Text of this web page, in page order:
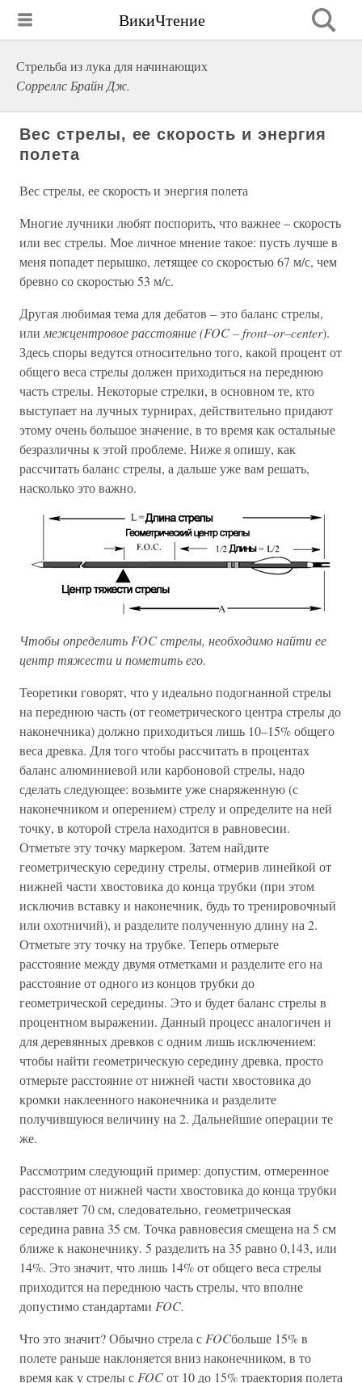
ВикиЧтение
Стрельба из лука для начинающих
Сорреллс Брайн Дж.
Вес стрелы, ее скорость и энергия
полета
Вес стрелы, ее скорость и энергия полета
Многие лучники любят поспорить, что важнее – скорость
или вес стрелы. Мое личное мнение такое: пусть лучше в
меня попадет перышко, летящее со скоростью 67 м/с, чем
бревно со скоростью 53 м/с.
Другая любимая тема для дебатов – это баланс стрелы,
или межцентровое расстояние (FOC – front–or–center).
Здесь споры ведутся относительно того, какой процент от
общего веса стрелы должен приходиться на переднюю
часть стрелы. Некоторые стрелки, в основном те, кто
выступает на лучных турнирах, действительно придают
этому очень большое значение, в то время как остальные
безразличны к этой проблеме. Ниже я опишу, как
рассчитать баланс стрелы, а дальше уже вам решать,
насколько это важно.
Чтобы определить FOC стрелы, необходимо найти ее
центр тяжести и пометить его.
Теоретики говорят, что у идеально подогнанной стрелы
на переднюю часть (от геометрического центра стрелы до
наконечника) должно приходиться лишь 10–15% общего
веса древка. Для того чтобы рассчитать в процентах
баланс алюминиевой или карбоновой стрелы, надо
сделать следующее: возьмите уже снаряженную (с
наконечником и оперением) стрелу и определите на ней
точку, в которой стрела находится в равновесии.
Отметьте эту точку маркером. Затем найдите
геометрическую середину стрелы, отмерив линейкой от
нижней части хвостовика до конца трубки (при этом
исключив вставку и наконечник, будь то тренировочный
или охотничий), и разделите полученную длину на 2.
Отметьте эту точку на трубке. Теперь отмерьте
расстояние между двумя отметками и разделите его на
расстояние от одного из концов трубки до
геометрической середины. Это и будет баланс стрелы в
процентном выражении. Данный процесс аналогичен и
для деревянных древков с одним лишь исключением:
чтобы найти геометрическую середину древка, просто
отмерьте расстояние от нижней части хвостовика до
кромки наклеенного наконечника и разделите
получившуюся величину на 2. Дальнейшие операции те
же.
Рассмотрим следующий пример: допустим, отмеренное
расстояние от нижней части хвостовика до конца трубки
составляет 70 см, следовательно, геометрическая
середина равна 35 см. Точка равновесия смещена на 5 см
ближе к наконечнику. 5 разделить на 35 равно 0,143, или
14%. Это значит, что лишь 14% от общего веса стрелы
приходится на переднюю часть стрелы, что вполне
допустимо стандартами FOC.
Что это значит? Обычно стрела с FOCбольше 15% в
полете раньше наклоняется вниз наконечником, в то
время как у стрелы с FOCот 10 до 15% траектория полета